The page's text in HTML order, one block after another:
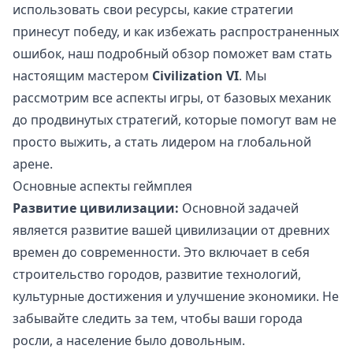
использовать свои ресурсы, какие стратегии
принесут победу, и как избежать распространенных
ошибок, наш подробный обзор поможет вам стать
настоящим мастером Civilization VI. Мы
рассмотрим все аспекты игры, от базовых механик
до продвинутых стратегий, которые помогут вам не
просто выжить, а стать лидером на глобальной
арене.
Основные аспекты геймплея
Развитие цивилизации: Основной задачей
является развитие вашей цивилизации от древних
времен до современности. Это включает в себя
строительство городов, развитие технологий,
культурные достижения и улучшение экономики. Не
забывайте следить за тем, чтобы ваши города
росли, а население было довольным.